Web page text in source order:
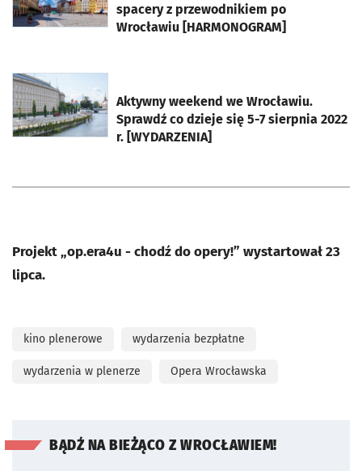
spacery z przewodnikiem po
Wrocławiu [HARMONOGRAM]
Aktywny weekend we Wrocławiu.
Sprawdź co dzieje się 5-7 sierpnia 2022
r. [WYDARZENIA]
otworzy się w nowej karcie
Projekt „op.era4u - chodź do opery!” wystartował 23
lipca.
kino plenerowe wydarzenia bezpłatne
wydarzenia w plenerze Opera Wrocławska
BĄDŹ NA BIEŻĄCO Z WROCŁAWIEM!